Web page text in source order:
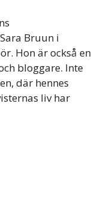
Bruun i
Hon är också en
bloggare. Inte
där hennes
liv har